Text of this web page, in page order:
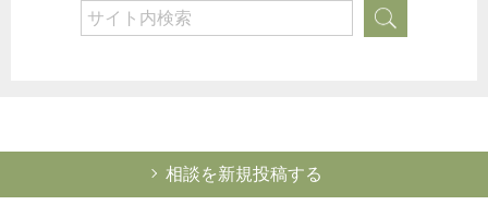
相談を新規投稿する
経営の知恵